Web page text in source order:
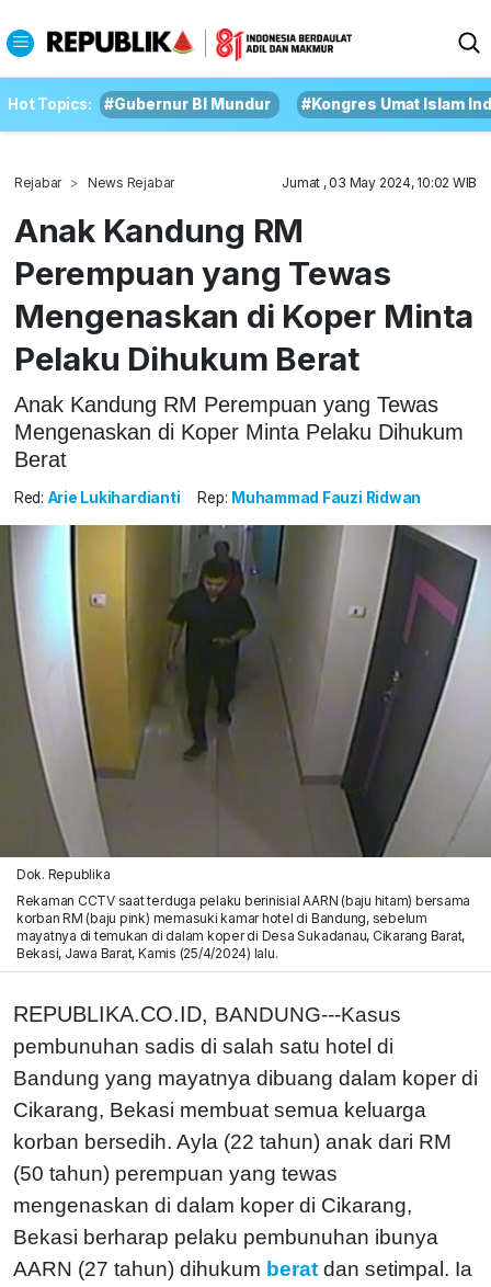
Hot Topics: #Gubernur BI Mundur #Kongres Umat Islam
Rejabar News Rejabar Jumat , 03 May 2024, 10:02 WIB
Anak Kandung RM
Perempuan yang Tewas
Mengenaskan di Koper Minta
Pelaku Dihukum Berat
Anak Kandung RM Perempuan yang Tewas
Mengenaskan di Koper Minta Pelaku Dihukum
Berat
Red: Arie Lukihardianti Rep: Muhammad Fauzi Ridwan
Dok. Republika
Rekaman CCTV saat terduga pelaku berinisial AARN (baju hitam) bersama
korban RM (baju pink) memasuki kamar hotel di Bandung, sebelum
mayatnya di temukan di dalam koper di Desa Sukadanau, Cikarang Barat,
Bekasi, Jawa Barat, Kamis (25/4/2024) lalu.
REPUBLIKA.CO.ID, BANDUNG---Kasus
pembunuhan sadis di salah satu hotel di
Bandung yang mayatnya dibuang dalam koper di
Cikarang, Bekasi membuat semua keluarga
korban bersedih. Ayla (22 tahun) anak dari RM
(50 tahun) perempuan yang tewas
mengenaskan di dalam koper di Cikarang,
Bekasi berharap pelaku pembunuhan ibunya
AARN (27 tahun) dihukum berat dan setimpal. Ia